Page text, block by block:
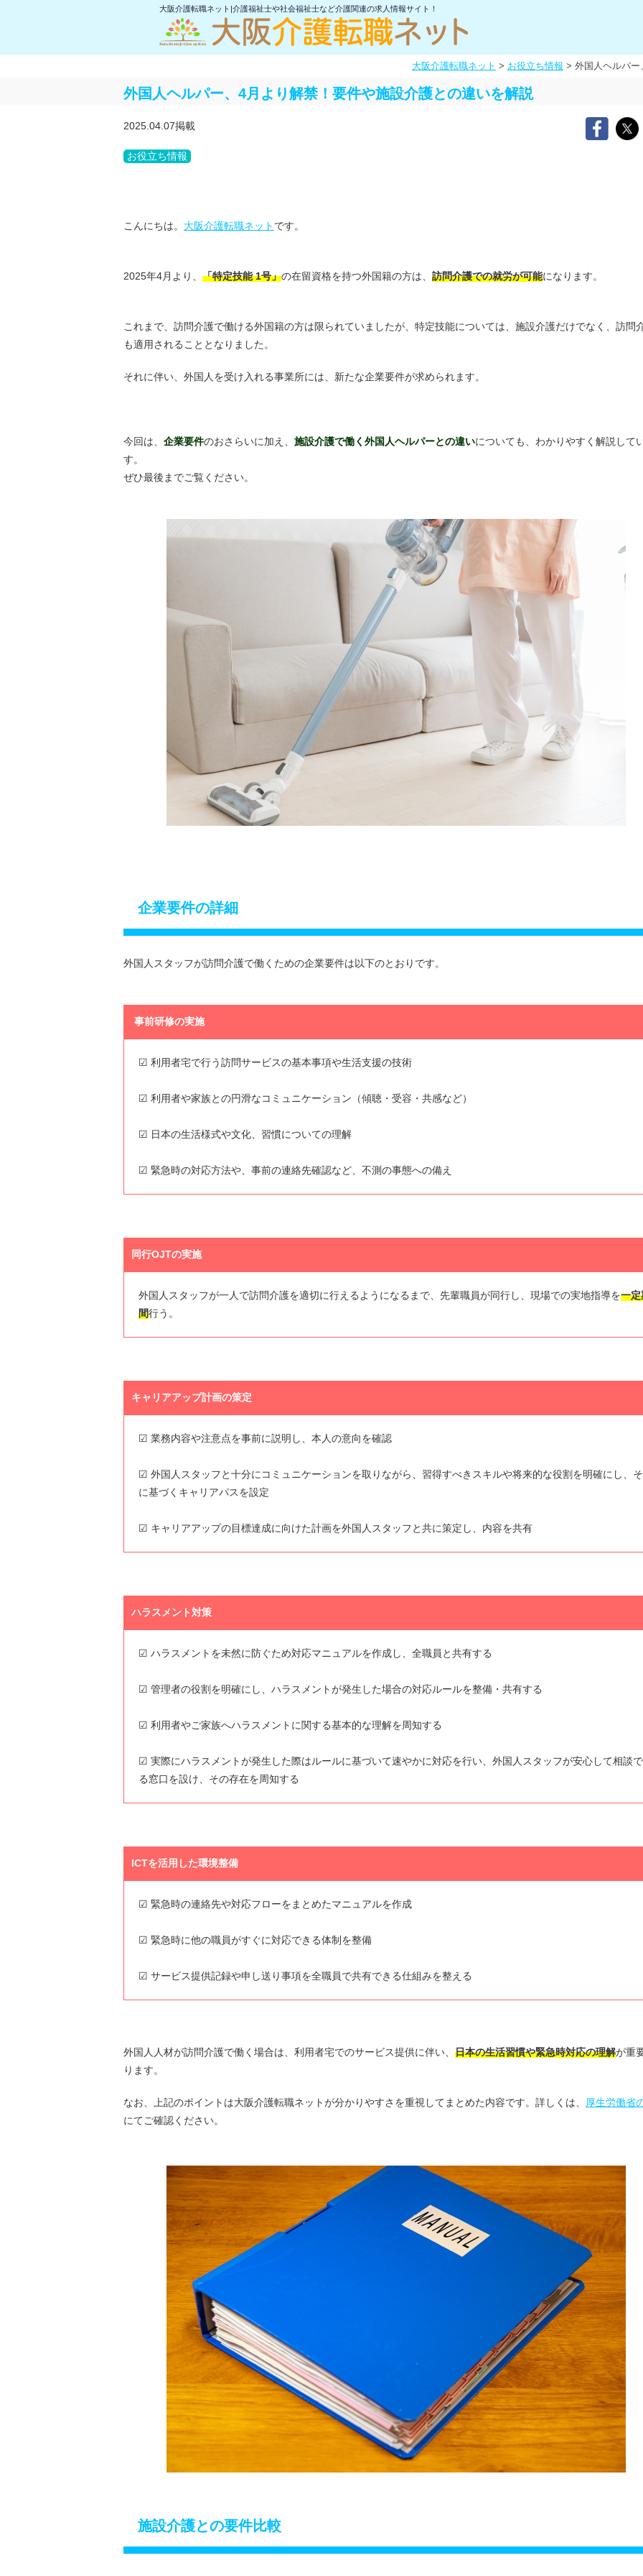
大阪介護転職ネット|介護福祉士や社会福祉士など介護関連の求人情報サイト！
大阪介護転職ネット > お役立ち情報 > 外国人ヘルパ
外国人ヘルパー、4月より解禁！要件や施設介護との違いを解説
2025.04.07掲載
お役立ち情報
こんにちは。 大阪介護転職ネット です。
2025年4月より、 「特定技能 1号」の在留資格を持つ外国籍の方は、 訪問介護での就労が可能になります。
これまで、訪問介護で働ける外国籍の方は限られていましたが、特定技能については、施設介護だけでなく、訪問
も適用されることとなりました。
それに伴い、外国人を受け入れる事業所には、新たな企業要件が求められます。
今回は、 企業要件のおさらいに加え、 施設介護で働く外国人ヘルパーとの違いについても、わかりやすく解説して
す。
ぜひ最後までご覧ください。
企業要件の詳細
外国人スタッフが訪問介護で働くための企業要件は以下のとおりです。
事前研修の実施
☑ 利用者宅で行う訪問サービスの基本事項や生活支援の技術
☑ 利用者や家族との円滑なコミュニケーション（傾聴・受容・共感など）
☑ 日本の生活様式や文化、習慣についての理解
☑ 緊急時の対応方法や、事前の連絡先確認など、不測の事態への備え
同行OJTの実施
外国人スタッフが一人で訪問介護を適切に行えるようになるまで、先輩職員が同行し、現場での実地指導を一定
間行う。
キャリアアップ計画の策定
☑ 業務内容や注意点を事前に説明し、本人の意向を確認
☑ 外国人スタッフと十分にコミュニケーションを取りながら、習得すべきスキルや将来的な役割を明確にし、
に基づくキャリアパスを設定
☑ キャリアアップの目標達成に向けた計画を外国人スタッフと共に策定し、内容を共有
ハラスメント対策
☑ ハラスメントを未然に防ぐため対応マニュアルを作成し、全職員と共有する
☑ 管理者の役割を明確にし、ハラスメントが発生した場合の対応ルールを整備・共有する
☑ 利用者やご家族へハラスメントに関する基本的な理解を周知する
☑ 実際にハラスメントが発生した際はルールに基づいて速やかに対応を行い、外国人スタッフが安心して相談
る窓口を設け、その存在を周知する
ICTを活用した環境整備
☑ 緊急時の連絡先や対応フローをまとめたマニュアルを作成
☑ 緊急時に他の職員がすぐに対応できる体制を整備
☑ サービス提供記録や申し送り事項を全職員で共有できる仕組みを整える
外国人人材が訪問介護で働く場合は、利用者宅でのサービス提供に伴い、 日本の生活習慣や緊急時対応の理解が重
ります。
なお、上記のポイントは大阪介護転職ネットが分かりやすさを重視してまとめた内容です。詳しくは、 厚生労働省
にてご確認ください。
施設介護との要件比較